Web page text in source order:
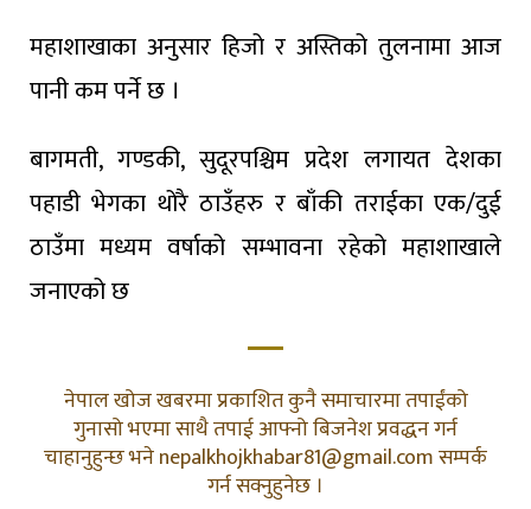
महाशाखाका अनुसार हिजो र अस्तिको तुलनामा आज
पानी कम पर्ने छ ।
बागमती, गण्डकी, सुदूरपश्चिम प्रदेश लगायत देशका
पहाडी भेगका थोरै ठाउँहरु र बाँकी तराईका एक/दुई
ठाउँमा मध्यम वर्षाको सम्भावना रहेको महाशाखाले
जनाएको छ
नेपाल खोज खबरमा प्रकाशित कुनै समाचारमा तपाईंको
गुनासो भएमा साथै तपाई आफ्नो बिजनेश प्रवद्धन गर्न
चाहानुहुन्छ भने nepalkhojkhabar81@gmail.com सम्पर्क
गर्न सक्नुहुनेछ ।